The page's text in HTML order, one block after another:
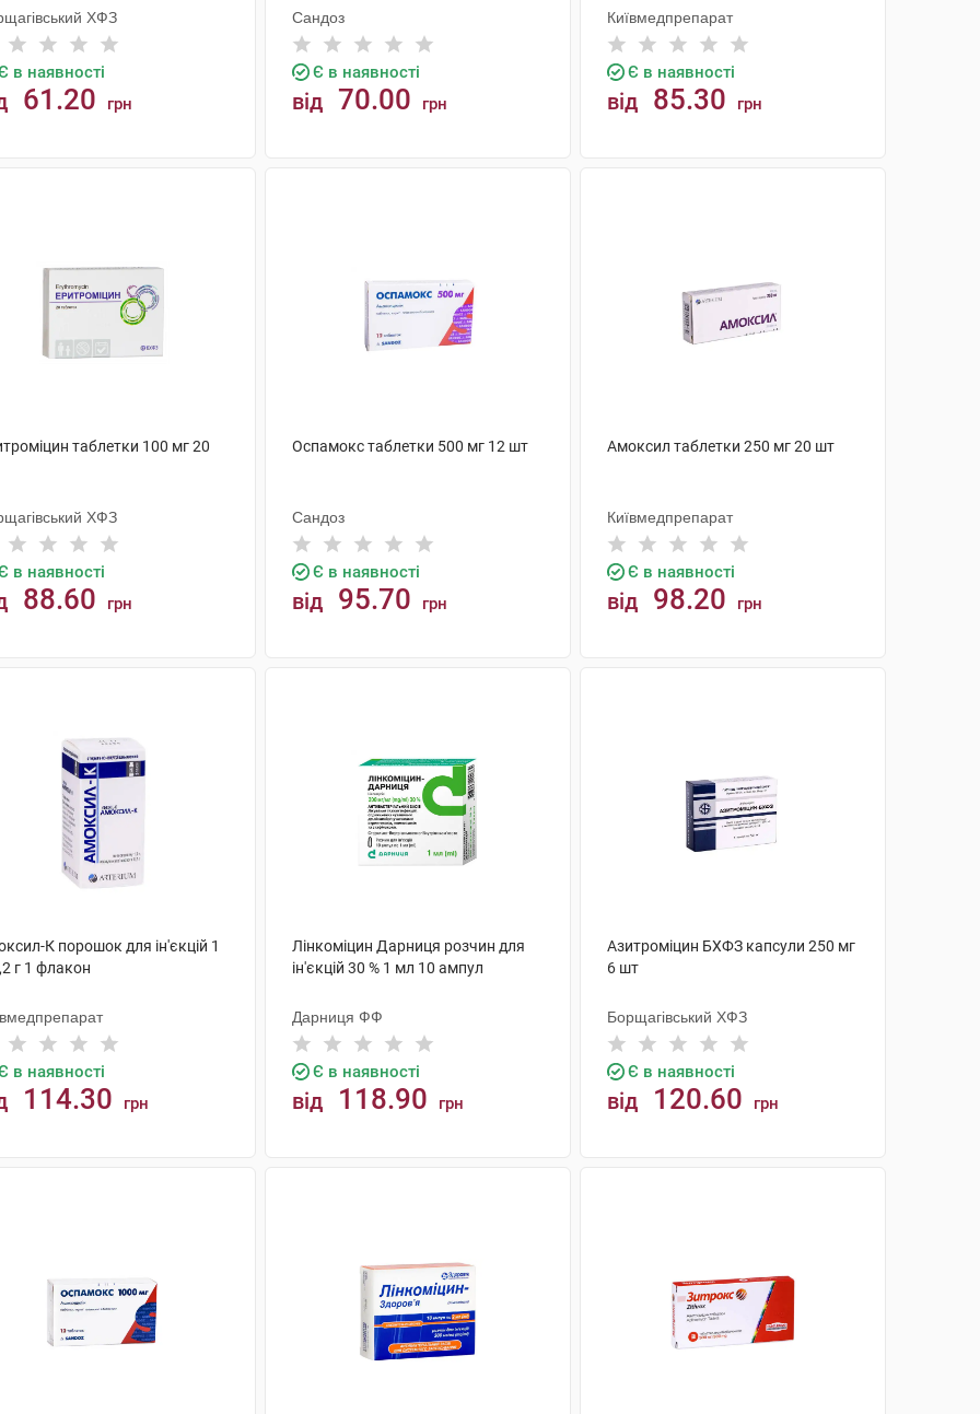
ХФЗ
в наявності
61.20 грн
Сандоз
Є в наявності
від 70.00 грн
Київмедпрепарат
Є в наявності
від 85.30 грн
таблетки 100 мг 20
ХФЗ
в наявності
88.60 грн
Оспамокс таблетки 500 мг 12 шт
Сандоз
Є в наявності
від 95.70 грн
Амоксил таблетки 250 мг 20 шт
Київмедпрепарат
Є в наявності
від 98.20 грн
К порошок для ін'єкцій 1
г 1 флакон
в наявності
114.30 грн
Лінкоміцин Дарниця розчин для
ін'єкцій 30 % 1 мл 10 ампул
Дарниця ФФ
Є в наявності
від 118.90 грн
Азитроміцин БХФЗ капсули 250 мг
6 шт
Борщагівський ХФЗ
Є в наявності
від 120.60 грн